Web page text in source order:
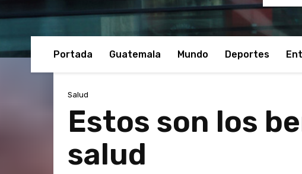
Portada Guatemala Mundo Deportes
Salud
Estos son los
salud